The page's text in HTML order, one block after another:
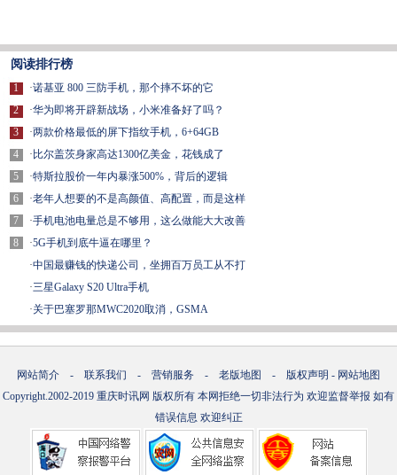
阅读排行榜
1
2
3
4
5
6
7
8
·诺基亚 800 三防手机，那个摔不坏的它
·华为即将开辟新战场，小米准备好了吗？
·两款价格最低的屏下指纹手机，6+64GB
· 比尔盖茨身家高达1300亿美金，花钱成了
·特斯拉股价一年内暴涨500%，背后的逻辑
·老年人想要的不是高颜值、高配置，而是这样
·手机电池电量总是不够用，这么做能大大改善
·5G手机到底牛逼在哪里？
·中国最赚钱的快递公司，坐拥百万员工从不打
·三星Galaxy S20 Ultra手机
·关于巴塞罗那MWC2020取消，GSMA
网站简介 - 联系我们 - 营销服务 - 老版地图 - 版权声明 - 网站地图
Copyright.2002-2019 重庆时讯网 版权所有 本网拒绝一切非法行为 欢迎监督举报 如有
错误信息 欢迎纠正